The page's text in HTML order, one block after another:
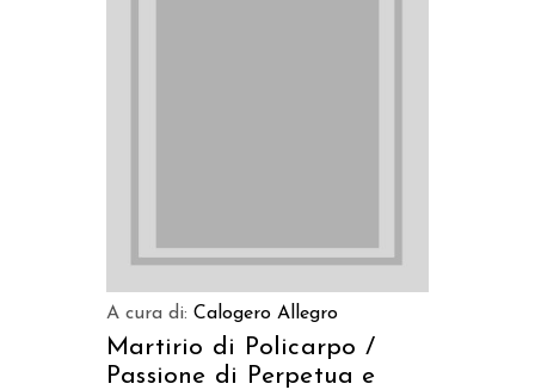
A cura di: Calogero Allegro
Martirio di Policarpo /
Passione di Perpetua e